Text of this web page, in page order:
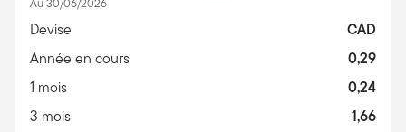
Devise
CAD
Année en cours
0,29
1 mois
0,24
3 mois
1,66